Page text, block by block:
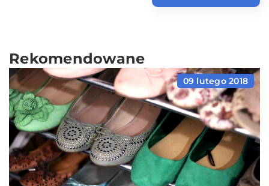
Rekomendowane
09 lutego 2018